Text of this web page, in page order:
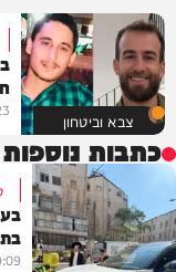
צבא וביטחון
כתבות נוספות